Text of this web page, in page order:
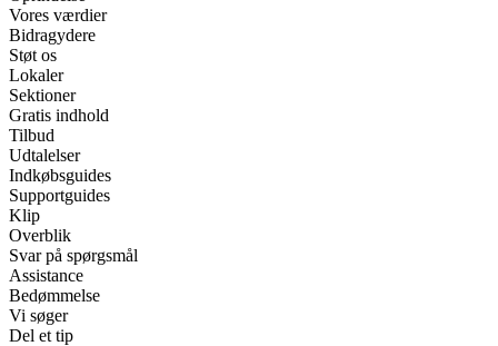
Vores værdier
Bidragydere
Støt os
Lokaler
Sektioner
Gratis indhold
Tilbud
Udtalelser
Indkøbsguides
Supportguides
Klip
Overblik
Svar på spørgsmål
Assistance
Bedømmelse
Vi søger
Del et tip